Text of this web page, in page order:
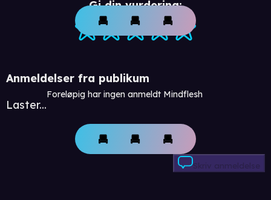
Gi din vurdering:
Anmeldelser fra publikum
Laster...
Foreløpig har ingen anmeldt Mindflesh
Skriv anmeldelse